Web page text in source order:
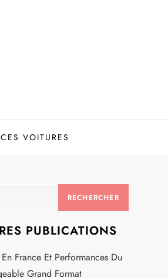
VOITURES
PUBLICATIONS
France Et Performances Du
Grand Format